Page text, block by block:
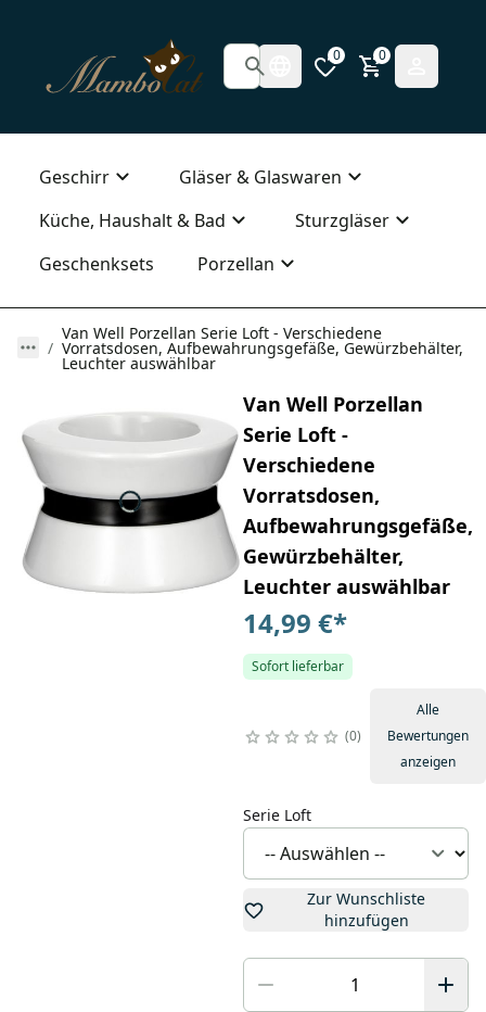
0 0
Geschirr
Gläser & Glaswaren
Küche, Haushalt & Bad
Sturzgläser
Geschenksets
Porzellan
Van Well Porzellan Serie Loft - Verschiedene
Vorratsdosen, Aufbewahrungsgefäße, Gewürzbehälter,
Leuchter auswählbar
Van Well Porzellan
Serie Loft -
Verschiedene
Vorratsdosen,
Aufbewahrungsgefäße,
Gewürzbehälter,
Leuchter auswählbar
14,99 €*
Sofort lieferbar
0
Alle
Bewertungen
anzeigen
Serie Loft
Zur Wunschliste
hinzufügen